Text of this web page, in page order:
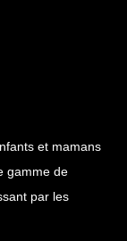
et mamans
gamme de
par les